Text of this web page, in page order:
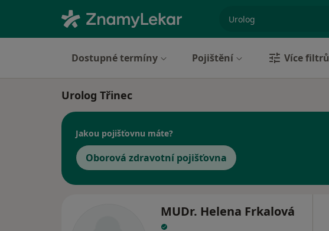
Dostupné termíny Pojištění Více filtrů
Urolog Třinec
Jakou pojišťovnu máte?
Oborová zdravotní pojišťovna
MUDr. Helena Frkalová